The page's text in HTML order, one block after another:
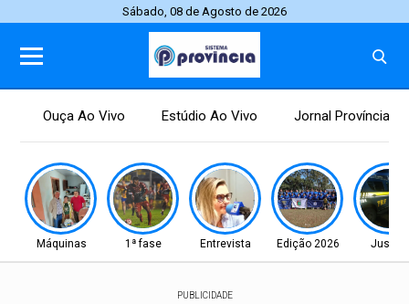
Sábado, 08 de Agosto de 2026
Ouça Ao Vivo Estúdio Ao Vivo Jornal Província
Máquinas 1ª fase Entrevista Edição 2026 Justiça
PUBLICIDADE